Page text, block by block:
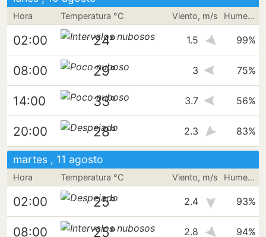
Hora Temperatura °C Viento, m/s Humedad
02:00 24° 1.5 99%
08:00 29° 3 75%
14:00 33° 3.7 56%
20:00 28° 2.3 83%
martes , 11 agosto
Hora Temperatura °C Viento, m/s Humedad
02:00 25° 2.4 93%
08:00 25° 2.8 94%